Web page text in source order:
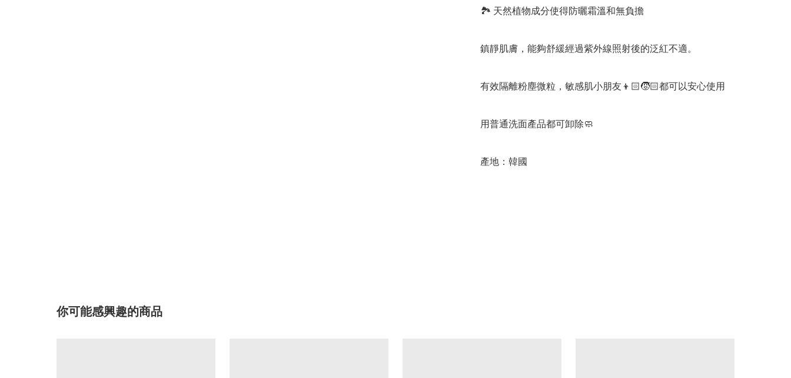
🏞️ 天然植物成分使得防曬霜溫和無負擔
鎮靜肌膚，能夠舒緩經過紫外線照射後的泛紅不適。
有效隔離粉塵微粒，敏感肌小朋友👦🏻🧒🏻都可以安心使用
用普通洗面產品都可卸除🧼
產地：韓國
你可能感興趣的商品